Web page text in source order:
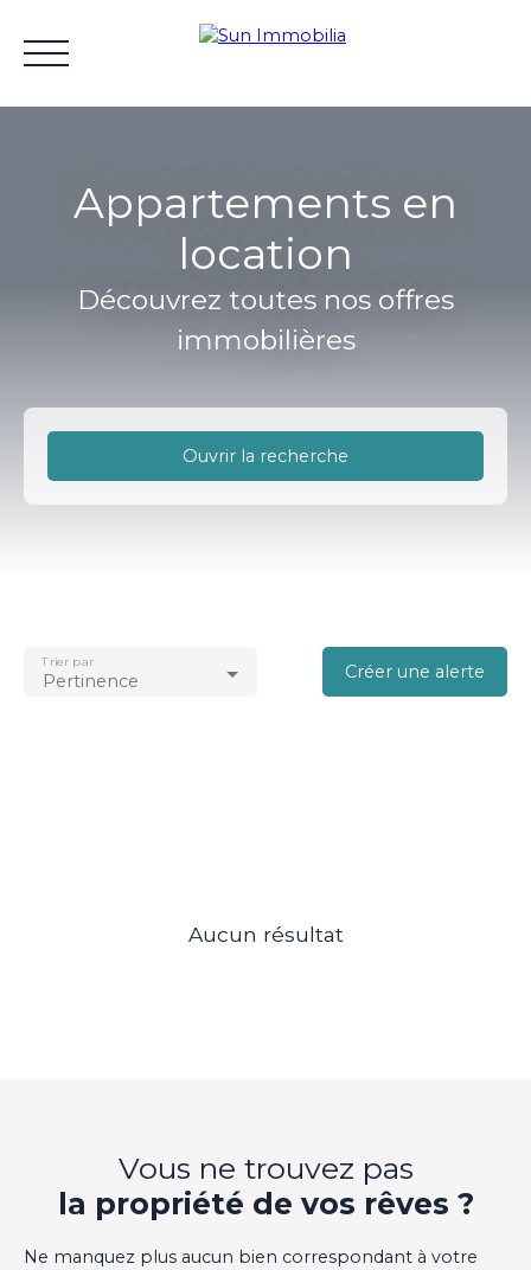
Acheter Vendre Gestion locative
Estimation
Appartements en
location
Découvrez toutes nos offres
immobilières
Ouvrir la recherche
Localisation
Pertinence
Trier par Créer une alerte
Aucun résultat
Vous ne trouvez pas
la propriété de vos rêves ?
Ne manquez plus aucun bien correspondant à votre